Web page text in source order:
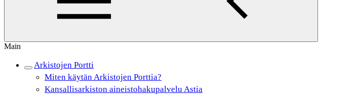
Main
Arkistojen Portti
Miten käytän Arkistojen Porttia?
Kansallisarkiston aineistohakupalvelu Astia